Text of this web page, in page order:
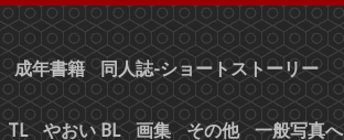
成年書籍 同人誌-ショートストーリー
TL やおい BL 画集 その他 一般写真へ